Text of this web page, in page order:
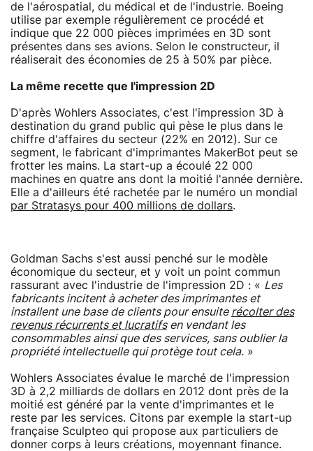
de l'aérospatial, du médical et de l'industrie. Boeing
utilise par exemple régulièrement ce procédé et
indique que 22 000 pièces imprimées en 3D sont
présentes dans ses avions. Selon le constructeur, il
réaliserait des économies de 25 à 50% par pièce.
La même recette que l'impression 2D
D'après Wohlers Associates, c'est l'impression 3D à
destination du grand public qui pèse le plus dans le
chiffre d'affaires du secteur (22% en 2012). Sur ce
segment, le fabricant d'imprimantes MakerBot peut se
frotter les mains. La start-up a écoulé 22 000
machines en quatre ans dont la moitié l'année dernière.
Elle a d'ailleurs été rachetée par le numéro un mondial
par Stratasys pour 400 millions de dollars.
Goldman Sachs s'est aussi penché sur le modèle
économique du secteur, et y voit un point commun
rassurant avec l'industrie de l'impression 2D : « Les
fabricants incitent à acheter des imprimantes et
installent une base de clients pour ensuite récolter des
revenus récurrents et lucratifsen vendant les
consommables ainsi que des services, sans oublier la
propriété intellectuelle qui protège tout cela. »
Wohlers Associates évalue le marché de l'impression
3D à 2,2 milliards de dollars en 2012 dont près de la
moitié est généré par la vente d'imprimantes et le
reste par les services. Citons par exemple la start-up
française Sculpteo qui propose aux particuliers de
donner corps à leurs créations, moyennant finance.